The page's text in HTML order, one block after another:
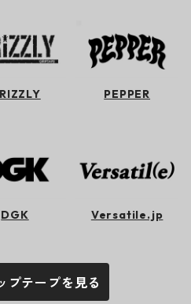
PEPPER
DGK Versatile.jp
プテープを見る